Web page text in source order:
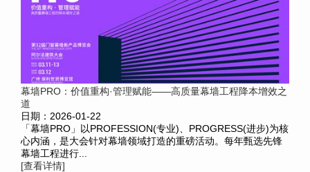
幕墙PRO：价值重构·管理赋能——高质量幕墙工程降本增效之
道
日期：2026-01-22
「幕墙PRO」以PROFESSION(专业)、PROGRESS(进步)为核
心内涵，是大会针对幕墙领域打造的重磅活动。每年甄选先锋
幕墙工程进行...
[查看详情]